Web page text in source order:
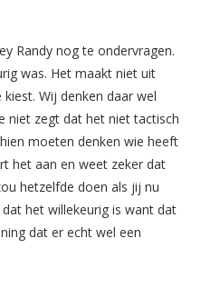
Randy nog te ondervragen.
was. Het maakt niet uit
Wij denken daar wel
niet zegt dat het niet tactisch
moeten denken wie heeft
het aan en weet zeker dat
hetzelfde doen als jij nu
het willekeurig is want dat
dat er echt wel een